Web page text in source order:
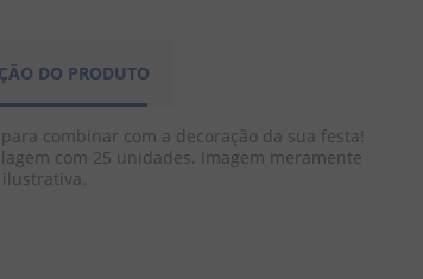
DO PRODUTO
combinar com a decoração da sua festa!
com 25 unidades. Imagem meramente
ilustrativa.